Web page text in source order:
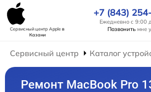
Сервисный центр Appleв
Казани
+7 (843)
Ежедневно с 9:00
Позвонить мне
Сервисный центр Каталог
Ремонт MacBook Pro